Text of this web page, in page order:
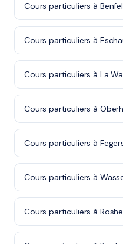
Cours particuliers à
Cours particuliers à
Cours particuliers à La
Cours particuliers à
Cours particuliers à
Cours particuliers à
Cours particuliers à